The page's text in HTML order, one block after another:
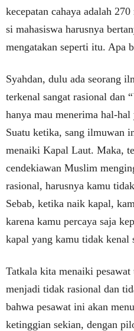
kecepatan cahaya adalah
si mahasiswa harusnya
mengatakan seperti itu. Apa
Syahdan, dulu ada seorang
terkenal sangat rasional dan “
hanya mau menerima hal-
Suatu ketika, sang ilmuwan
menaiki Kapal Laut. Maka,
cendekiawan Muslim
rasional, harusnya kamu
Sebab, ketika naik kapal,
karena kamu percaya saja
kapal yang kamu tidak kenal
Tatkala kita menaiki
menjadi tidak rasional dan
bahwa pesawat ini akan
ketinggian sekian, dengan